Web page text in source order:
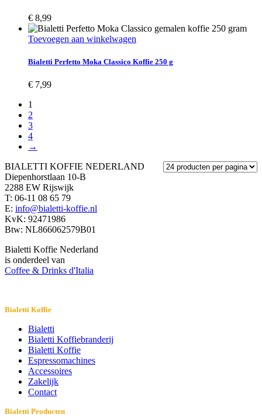
€ 8,99
Toevoegen aan winkelwagen
Bialetti Perfetto Moka Classico Koffie 250 g
€ 7,99
1
2
3
4
→
BIALETTI KOFFIE NEDERLAND
Diepenhorstlaan 10-B
2288 EW Rijswijk
T: 06-11 08 65 79
E: info@bialetti-koffie.nl
KvK: 92471986
Btw: NL866062579B01
Bialetti Koffie Nederland
is onderdeel van
Coffee & Drinks d'Italia
Bialetti Koffie
Bialetti
Bialetti Koffiebranderij
Bialetti Koffie
Espressomachines
Accessoires
Zakelijk
Contact
Bialetti Producten